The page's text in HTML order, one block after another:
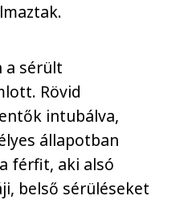
a sérült
Rövid
intubálva,
állapotban
férfit, aki alsó
belső sérüléseket